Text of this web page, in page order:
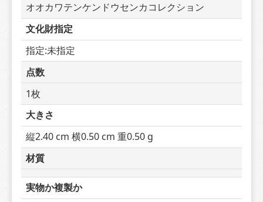
オオカワテンケンドウセンカコレクション
文化財指定
指定:未指定
点数
1枚
大きさ
縦2.40 cm 横0.50 cm 重0.50 g
材質
実物か複製か